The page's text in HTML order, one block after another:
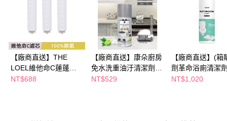
２．訂單成立數日內，您將收到繳費通知簡訊。
３．收到繳費通知簡訊後14天內，點擊此簡訊中的連結，可透過四大超商／
ATM／網路銀行／等多元方式進行付款，方視為交易完成。
※ 請注意：結帳手續完成當下不需立刻繳費，但若您需要取消訂單，請聯絡
購買商品的店家。未經商家同意取消之訂單仍視為有效，需透過AFTEE先享
後付繳納相關費用。
※ 交易是否成功請以「AFTEE先享後付 」之結帳頁面顯示為準，若有關於
是否繳費成功／繳費後需取消欲退款等相關疑問，請聯繫「AFTEE先享後付
客戶支援中心」
https://netprotections.freshdesk.com/support/home
【廠商直送】THE
LOEL維他命C蓮蓬頭
濾芯(3入裝)
NT$688
【廠商直送】康朵廚房
免水洗重油汙清潔劑
450ml*4瓶
NT$529
【廠商直送】(箱
劑革命浴廁清潔
350ml*12入-除菌
NT$1,020